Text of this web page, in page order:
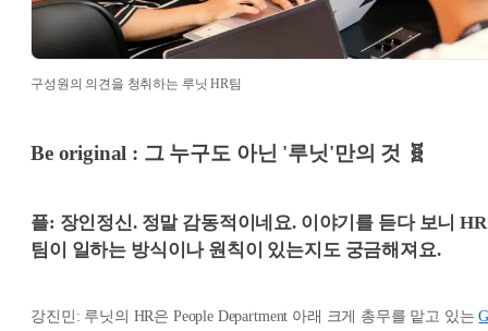
구성원의 의견을 청취하는 루닛 HR팀
Be original : 그 누구도 아닌 '루닛'만의 것 🧬
플: 장인정신. 정말 감동적이네요. 이야기를 듣다 보니 HR
팀이 일하는 방식이나 원칙이 있는지도 궁금해져요.
강진민: 루닛의 HR은 People Department 아래 크게 총무를 맡고 있는